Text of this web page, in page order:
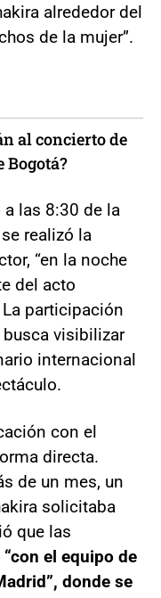
alrededor del
de la mujer”.
al concierto de
Bogotá?
las 8:30 de la
realizó la
“en la noche
del acto
participación
visibilizar
internacional
con el
directa.
de un mes, un
solicitaba
que las
“con el equipo de
donde se